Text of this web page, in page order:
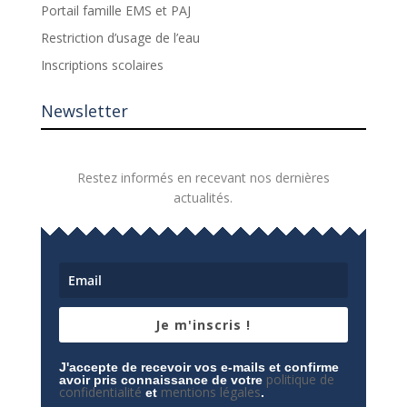
Portail famille EMS et PAJ
Restriction d’usage de l’eau
Inscriptions scolaires
Newsletter
Restez informés en recevant nos dernières
actualités.
Je m'inscris !
J'accepte de recevoir vos e-mails et confirme
avoir pris connaissance de votre politique de
confidentialité et mentions légales.